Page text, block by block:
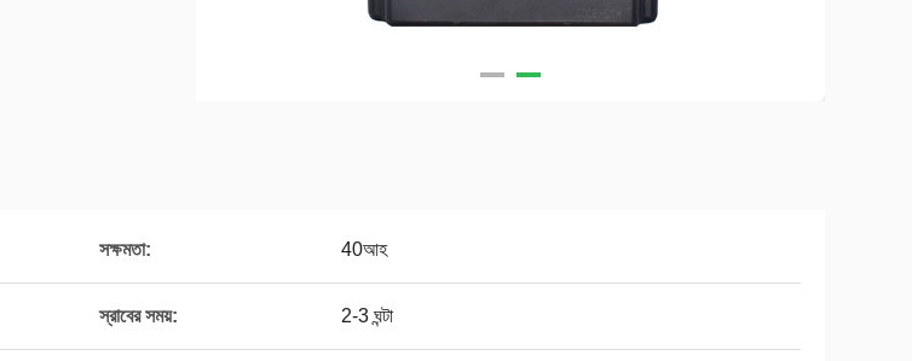
সক্ষমতা: 40আহ
স্রাবের সময়: 2-3 ঘন্টা